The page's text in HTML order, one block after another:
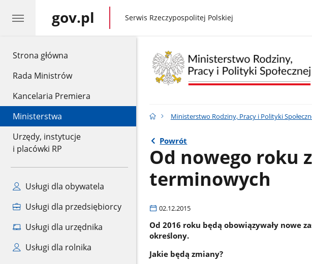
Strona główna
Rada Ministrów
Kancelaria Premiera
Ministerstwa
Urzędy, instytucje
i placówki RP
Usługi dla obywatela
Usługi dla przedsiębiorcy
Usługi dla urzędnika
Usługi dla rolnika
gov.pl gov.pl
Serwis Rzeczypospolitej Polskiej
Ministerstwo Rodziny, Pracy i Polityki
Powrót
Od nowego roku
terminowych
02.12.2015
Od 2016 roku będą obowiązywały nowe
określony.
Jakie będą zmiany?